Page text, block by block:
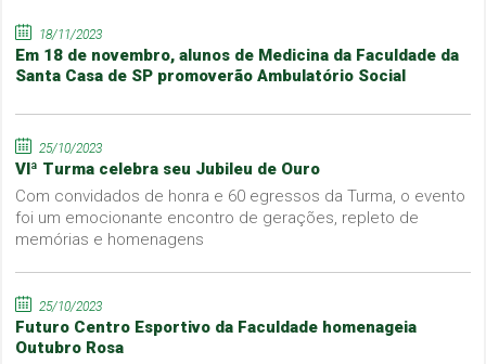
18/11/2023
Em 18 de novembro, alunos de Medicina da Faculdade da
Santa Casa de SP promoverão Ambulatório Social
25/10/2023
VIª Turma celebra seu Jubileu de Ouro
Com convidados de honra e 60 egressos da Turma, o evento
foi um emocionante encontro de gerações, repleto de
memórias e homenagens
25/10/2023
Futuro Centro Esportivo da Faculdade homenageia
Outubro Rosa